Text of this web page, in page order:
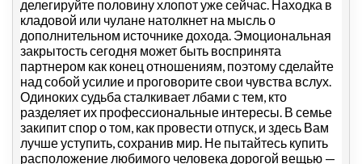
делегируйте половину хлопот уже сейчас. Находка в
кладовой или чулане натолкнет на мысль о
дополнительном источнике дохода. Эмоциональная
закрытость сегодня может быть воспринята
партнером как конец отношениям, поэтому сделайте
над собой усилие и проговорите свои чувства вслух.
Одиноких судьба сталкивает лбами с тем, кто
разделяет их профессиональные интересы. В семье
закипит спор о том, как провести отпуск, и здесь Вам
лучше уступить, сохранив мир. Не пытайтесь купить
расположение любимого человека дорогой вещью —